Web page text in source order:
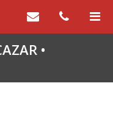
•